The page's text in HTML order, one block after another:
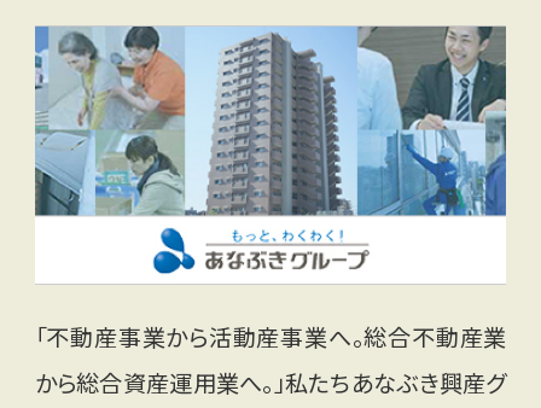
「不動産事業から活動産事業へ。総合不動産業
から総合資産運用業へ。」私たちあなぶき興産グ